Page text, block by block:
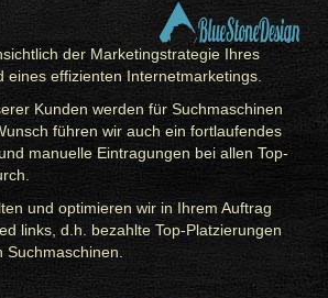
der Marketingstrategie Ihres
eines effizienten Internetmarketings.
Kunden werden für Suchmaschinen
führen wir auch ein fortlaufendes
manuelle Eintragungen bei allen Top-
und optimieren wir in Ihrem Auftrag
links, d.h. bezahlte Top-Platzierungen